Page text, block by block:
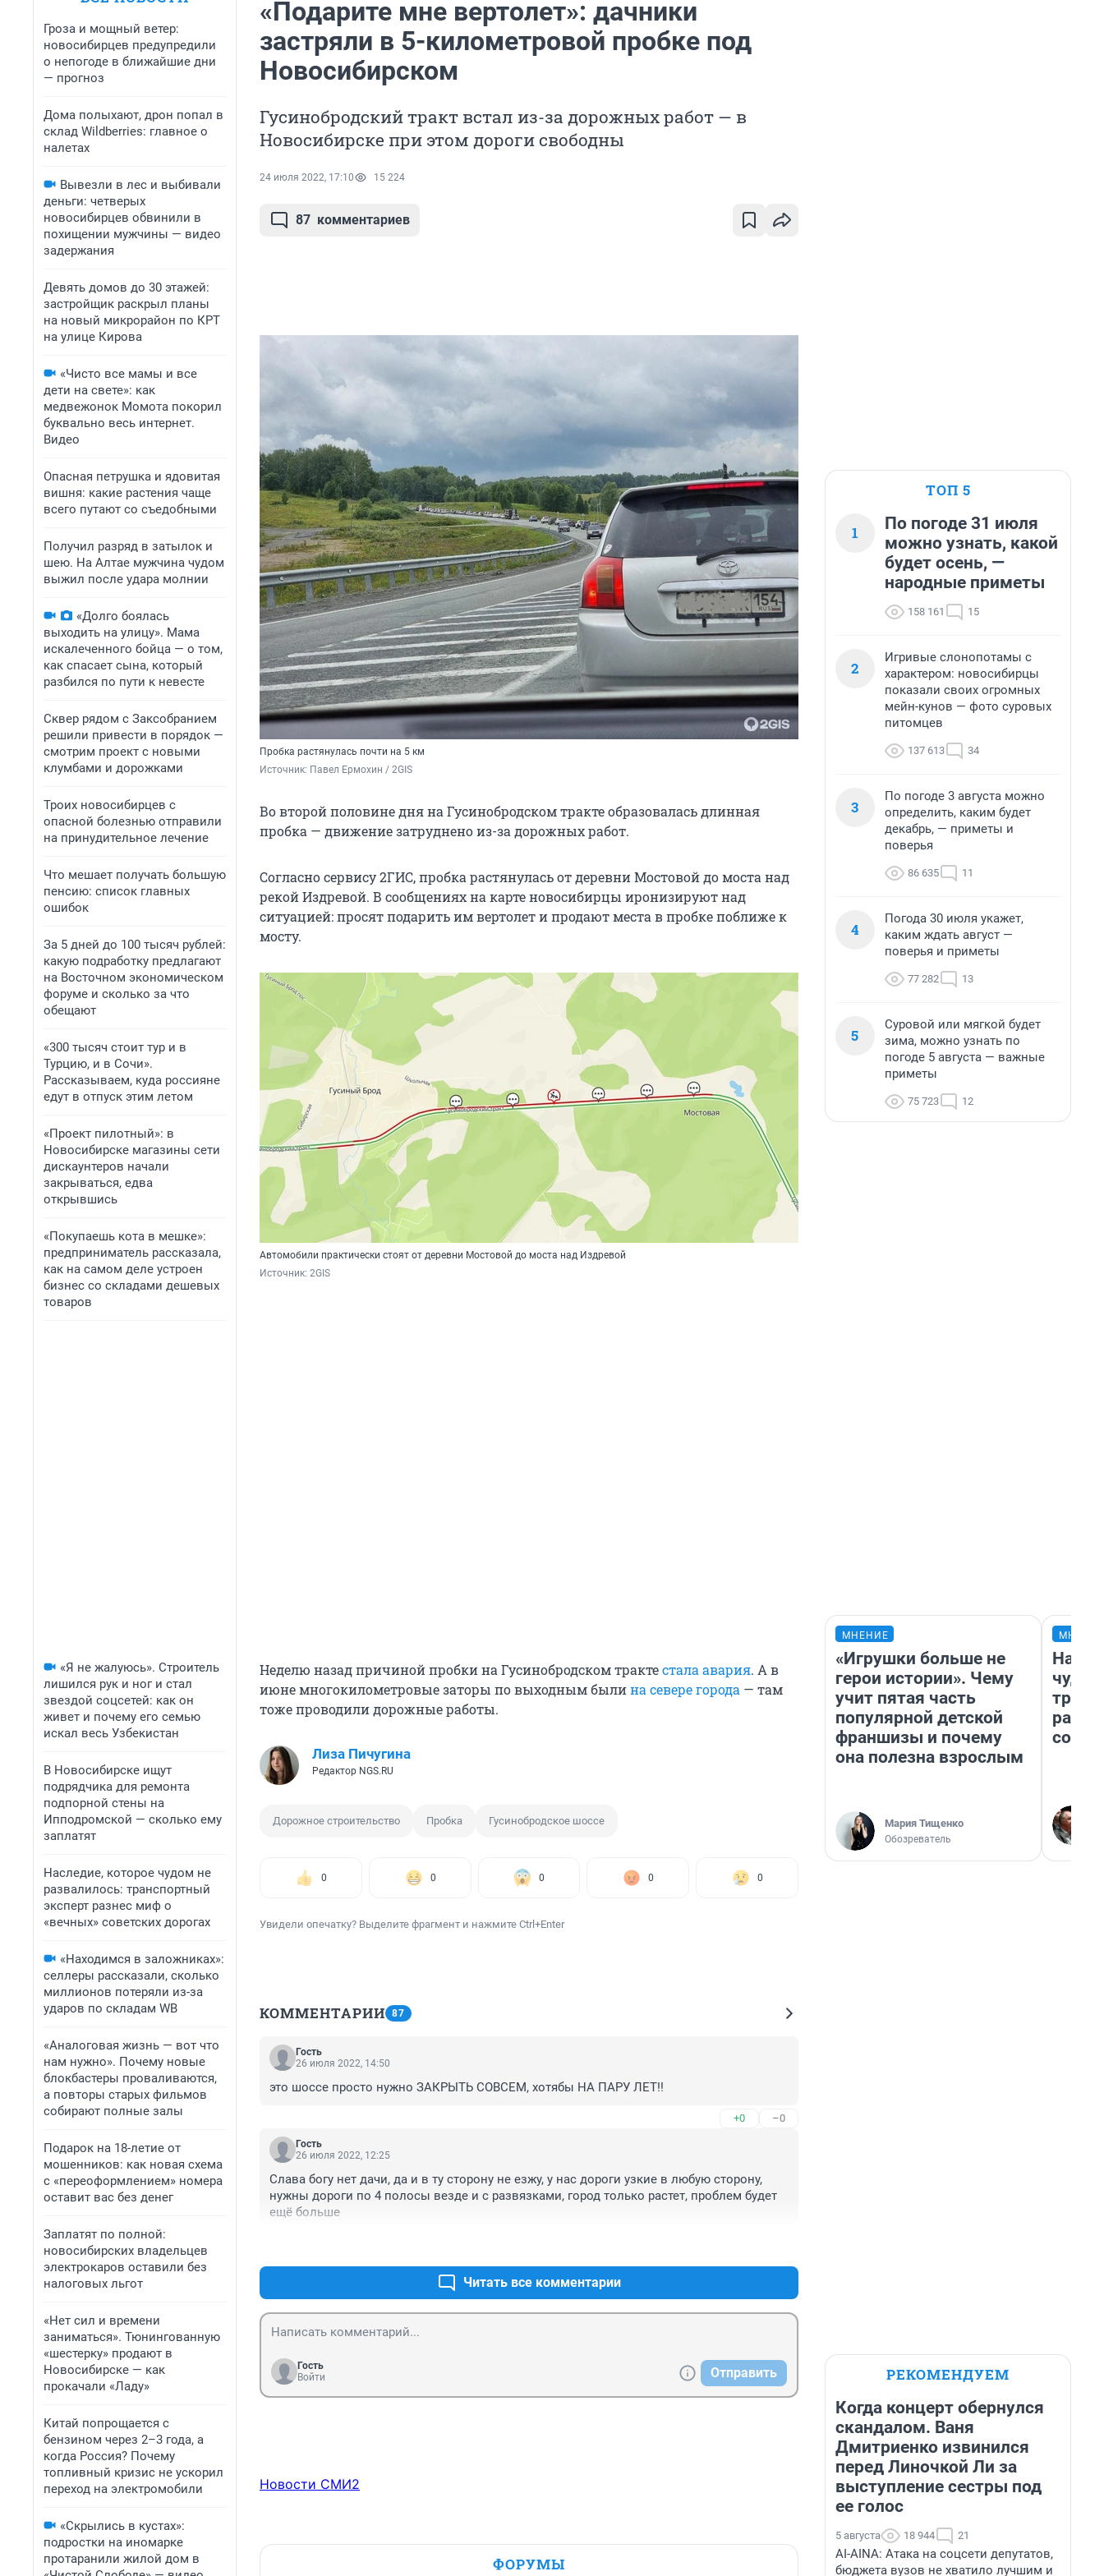
Гроза и мощный ветер:
новосибирцев предупредили
о непогоде в ближайшие дни
— прогноз
Дома полыхают, дрон попал в
склад Wildberries: главное о
налетах
Вывезли в лес и выбивали
деньги: четверых
новосибирцев обвинили в
похищении мужчины — видео
задержания
Девять домов до 30 этажей:
застройщик раскрыл планы
на новый микрорайон по КРТ
на улице Кирова
«Чисто все мамы и все
дети на свете»: как
медвежонок Момота покорил
буквально весь интернет.
Видео
Опасная петрушка и ядовитая
вишня: какие растения чаще
всего путают со съедобными
Получил разряд в затылок и
шею. На Алтае мужчина чудом
выжил после удара молнии
«Долго боялась
выходить на улицу». Мама
искалеченного бойца — о том,
как спасает сына, который
разбился по пути к невесте
Сквер рядом с Заксобранием
решили привести в порядок —
смотрим проект с новыми
клумбами и дорожками
Троих новосибирцев с
опасной болезнью отправили
на принудительное лечение
Что мешает получать большую
пенсию: список главных
ошибок
За 5 дней до 100 тысяч рублей:
какую подработку предлагают
на Восточном экономическом
форуме и сколько за что
обещают
«300 тысяч стоит тур и в
Турцию, и в Сочи».
Рассказываем, куда россияне
едут в отпуск этим летом
«Проект пилотный»: в
Новосибирске магазины сети
дискаунтеров начали
закрываться, едва
открывшись
«Покупаешь кота в мешке»:
предприниматель рассказала,
как на самом деле устроен
бизнес со складами дешевых
товаров
«Я не жалуюсь». Строитель
лишился рук и ног и стал
звездой соцсетей: как он
живет и почему его семью
искал весь Узбекистан
В Новосибирске ищут
подрядчика для ремонта
подпорной стены на
Ипподромской — сколько ему
заплатят
Наследие, которое чудом не
развалилось: транспортный
эксперт разнес миф о
«вечных» советских дорогах
«Находимся в заложниках»:
селлеры рассказали, сколько
миллионов потеряли из-за
ударов по складам WB
«Аналоговая жизнь — вот что
нам нужно». Почему новые
блокбастеры проваливаются,
а повторы старых фильмов
собирают полные залы
Подарок на 18-летие от
мошенников: как новая схема
с «переоформлением» номера
оставит вас без денег
Заплатят по полной:
новосибирских владельцев
электрокаров оставили без
налоговых льгот
«Нет сил и времени
заниматься». Тюнингованную
«шестерку» продают в
Новосибирске — как
прокачали «Ладу»
Китай попрощается с
бензином через 2–3 года, а
когда Россия? Почему
топливный кризис не ускорил
переход на электромобили
«Скрылись в кустах»:
подростки на иномарке
протаранили жилой дом в
«Подарите мне вертолет»: дачники
застряли в 5-километровой пробке под
Новосибирском
Гусинобродский тракт встал из-за дорожных работ — в
Новосибирске при этом дороги свободны
24 июля 2022, 17:10 15 224
87 комментариев
Пробка растянулась почти на 5 км
Источник: Павел Ермохин / 2GIS
Во второй половине дня на Гусинобродском тракте образовалась длинная
пробка — движение затруднено из-за дорожных работ.
Согласно сервису 2ГИС, пробка растянулась от деревни Мостовой до моста над
рекой Издревой. В сообщениях на карте новосибирцы иронизируют над
ситуацией: просят подарить им вертолет и продают места в пробке поближе к
мосту.
Автомобили практически стоят от деревни Мостовой до моста над Издревой
Источник: 2GIS
Неделю назад причиной пробки на Гусинобродском трактестала авария. А в
июне многокилометровые заторы по выходным былина севере города — там
тоже проводили дорожные работы.
Лиза Пичугина
Редактор NGS.RU
Дорожное строительство Пробка Гусинобродское шоссе
0 0 0 0 0
Увидели опечатку? Выделите фрагмент и нажмите Ctrl+Enter
КОММЕНТАРИИ 87
Гость
26 июля 2022, 14:50
это шоссе просто нужно ЗАКРЫТЬ СОВСЕМ, хотябы НА ПАРУ ЛЕТ!!
+0 –0
Гость
26 июля 2022, 12:25
Слава богу нет дачи, да и в ту сторону не езжу, у нас дороги узкие в любую сторону,
нужны дороги по 4 полосы везде и с развязками, город только растет, проблем будет
ещё больше
Читать все комментарии
Гость
Войти
Отправить
Новости СМИ2
ФОРУМЫ
ТОП 5
1
По погоде 31 июля
можно узнать, какой
будет осень, —
народные приметы
158 161 15
2
Игривые слонопотамы с
характером: новосибирцы
показали своих огромных
мейн-кунов — фото суровых
питомцев
137 613 34
3
По погоде 3 августа можно
определить, каким будет
декабрь, — приметы и
поверья
86 635 11
4
Погода 30 июля укажет,
каким ждать август —
поверья и приметы
77 282 13
5
Суровой или мягкой будет
зима, можно узнать по
погоде 5 августа — важные
приметы
75 723 12
МНЕНИЕ
«Игрушки больше не
герои истории». Чему
учит пятая часть
популярной детской
франшизы и почему
она полезна взрослым
Мария Тищенко
Обозреватель
РЕКОМЕНДУЕМ
Когда концерт обернулся
скандалом. Ваня
Дмитриенко извинился
перед Линочкой Ли за
выступление сестры под
ее голос
5 августа 18 944 21
AI-AINA: Атака на соцсети депутатов,
бюджета вузов не хватило лучшим и